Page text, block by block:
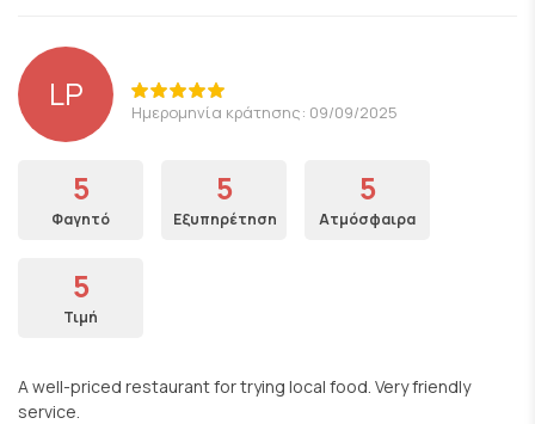
LP Ημερομηνία κράτησης: 09/09/2025
5
Φαγητό
5
Εξυπηρέτηση
5
Ατμόσφαιρα
5
Τιμή
A well-priced restaurant for trying local food. Very friendly
service.